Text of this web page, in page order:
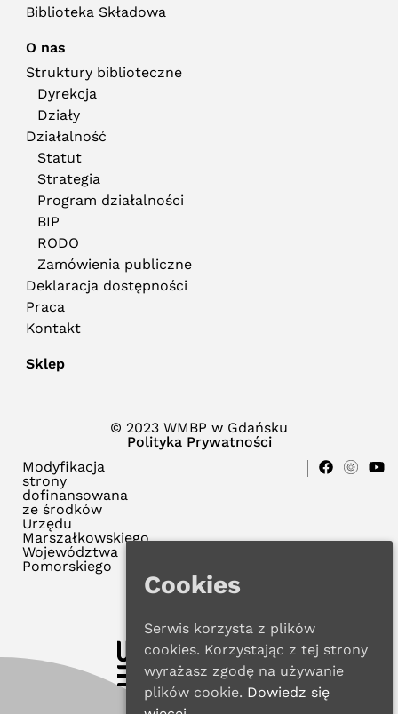
Biblioteka Składowa
O nas
Struktury biblioteczne
Dyrekcja
Działy
Działalność
Statut
Strategia
Program działalności
BIP
RODO
Zamówienia publiczne
Deklaracja dostępności
Praca
Kontakt
Sklep
© 2023 WMBP w Gdańsku
Polityka Prywatności
Modyfikacja
strony
dofinansowana
ze środków
Urzędu
Marszałkowskiego
Województwa
Pomorskiego
Cookies
Serwis korzysta z plików
cookies. Korzystając z tej strony
wyrażasz zgodę na używanie
plików cookie. Dowiedz się